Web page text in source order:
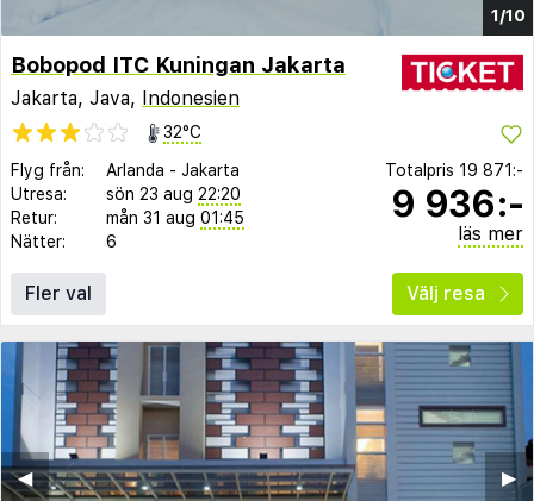
1/10
Bobopod ITC Kuningan Jakarta
Jakarta, Java, Indonesien
32°C
Flyg från:
Arlanda - Jakarta
Utresa:
sön 23 aug 22:20
Retur:
mån 31 aug 01:45
Nätter:
6
Totalpris 19 871:-
9 936:-
läs mer
Fler val Välj resa
▶︎
◀︎